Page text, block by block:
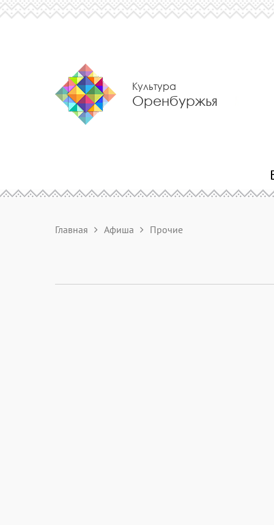
Культура
Оренбуржья
Главная Афиша Прочие